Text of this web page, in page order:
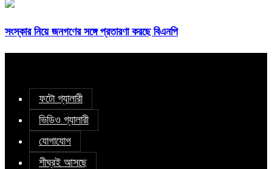
সংস্কার নিয়ে জনগণের সঙ্গে প্রতারণা করছে বিএনপি
ফটো গ্যালারী
ভিডিও গ্যালারী
যোগাযোগ
শীঘ্রই আসছে